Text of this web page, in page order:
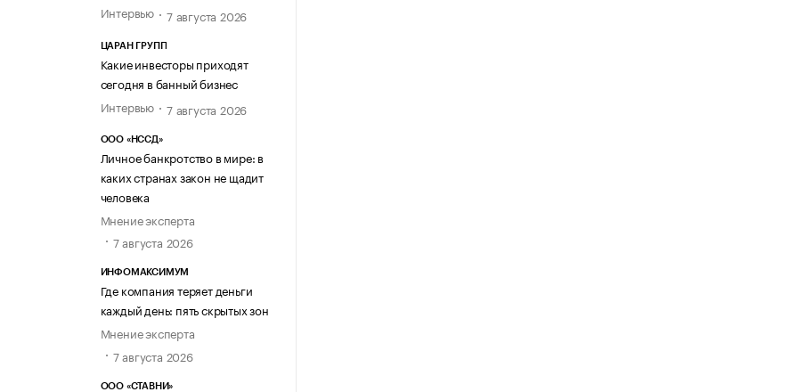
Интервью
7 августа 2026
ЦАРАН ГРУПП
Какие инвесторы приходят
сегодня в банный бизнес
Интервью
7 августа 2026
ООО «НССД»
Личное банкротство в мире: в
каких странах закон не щадит
человека
Мнение эксперта
7 августа 2026
ИНФОМАКСИМУМ
Где компания теряет деньги
каждый день: пять скрытых зон
Мнение эксперта
7 августа 2026
ООО «СТАВНИ»